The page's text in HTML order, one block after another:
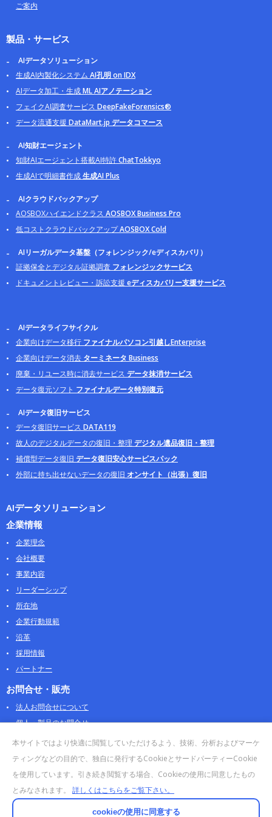
ご案内
製品・サービス
AIデータソリューション
生成AI内製化システム AI孔明 on IDX
AIデータ加工・生成ML AIアノテーション
フェイクAI調査サービス DeepFakeForensics®
データ流通支援 DataMart.jp データコマース
AI知財エージェント
知財AIエージェント搭載AI特許ChatTokkyo
生成AIで明細書作成生成AI Plus
AIクラウドバックアップ
AOSBOXハイエンドクラス AOSBOX Business Pro
低コストクラウドバックアップAOSBOX Cold
AIリーガルデータ基盤（フォレンジック/eディスカバリ）
証拠保全とデジタル証拠調査 フォレンジックサービス
ドキュメントレビュー・訴訟支援 eディスカバリー支援サービス
AIデータライフサイクル
企業向けデータ移行 ファイナルパソコン引越しEnterprise
企業向けデータ消去 ターミネータ Business
廃棄・リユース時に消去サービス データ抹消サービス
データ復元ソフト ファイナルデータ特別復元
AIデータ復旧サービス
データ復旧サービス DATA119
故人のデジタルデータの復旧・整理 デジタル遺品復旧・整理
補償型データ復旧 データ復旧安心サービスパック
外部に持ち出せないデータの復旧 オンサイト（出張）復旧
AIデータソリューション
企業情報
企業理念
会社概要
事業内容
リーダーシップ
所在地
企業行動規範
沿革
採用情報
パートナー
お問合せ・販売
法人お問合せについて
個人・製品のお問合せ
AOSストア
クラウドデータカンパニー 法人向けガイド
販売終了・サポート終了製品
本サイトではより快適に閲覧していただけるよう、技術、分析およびマーケ
ティングなどの目的で、独自に発行するCookieとサードパーティーCookie
を使用しています。引き続き閲覧する場合、Cookieの使用に同意したもの
とみなされます。 詳しくはこちらをご覧下さい。
cookieの使用に同意する